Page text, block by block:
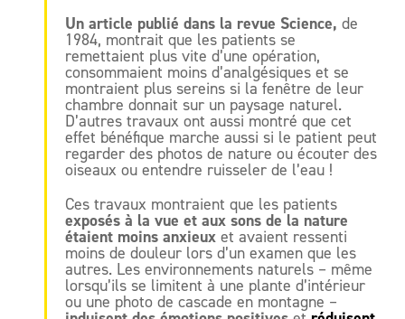
Un article publié dans la revue Science, de
1984, montrait que les patients se
remettaient plus vite d’une opération,
consommaient moins d’analgésiques et se
montraient plus sereins si la fenêtre de leur
chambre donnait sur un paysage naturel.
D’autres travaux ont aussi montré que cet
effet bénéfique marche aussi si le patient peut
regarder des photos de nature ou écouter des
oiseaux ou entendre ruisseler de l’eau !
Ces travaux montraient que les patients
exposés à la vue et aux sons de la nature
étaient moins anxieux et avaient ressenti
moins de douleur lors d’un examen que les
autres. Les environnements naturels – même
lorsqu’ils se limitent à une plante d’intérieur
ou une photo de cascade en montagne –